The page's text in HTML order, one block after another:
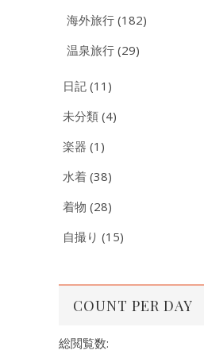
海外旅行 (182)
温泉旅行 (29)
日記 (11)
未分類 (4)
楽器 (1)
水着 (38)
着物 (28)
自撮り (15)
COUNT PER DAY
総閲覧数: